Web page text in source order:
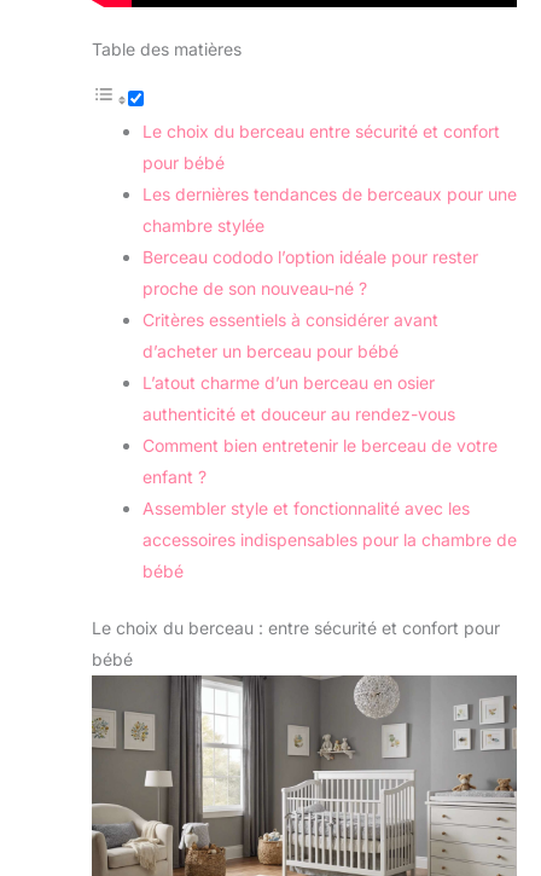
Table des matières
Le choix du berceau entre sécurité et confort
pour bébé
Les dernières tendances de berceaux pour une
chambre stylée
Berceau cododo l’option idéale pour rester
proche de son nouveau-né ?
Critères essentiels à considérer avant
d’acheter un berceau pour bébé
L’atout charme d’un berceau en osier
authenticité et douceur au rendez-vous
Comment bien entretenir le berceau de votre
enfant ?
Assembler style et fonctionnalité avec les
accessoires indispensables pour la chambre de
bébé
Le choix du berceau : entre sécurité et confort pour
bébé